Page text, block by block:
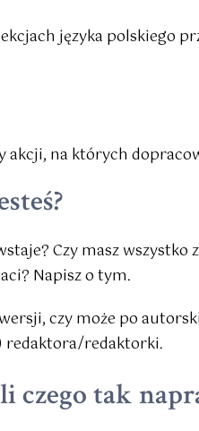
języka polskiego
akcji, na których
Czy masz
Napisz o tym.
czy może po
redaktora/redaktorki.
tak